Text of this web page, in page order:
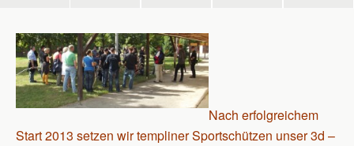
Nach erfolgreichem
Start 2013 setzen wir templiner Sportschützen unser 3d –